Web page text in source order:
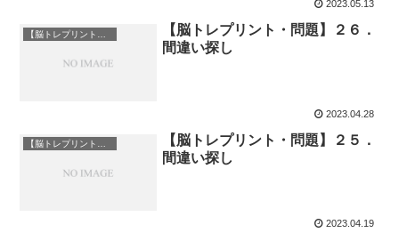
2023.05.13
【脳トレプリント・問題】２６．
間違い探し
2023.04.28
【脳トレプリント】脳トレ
【脳トレプリント・問題】２５．
間違い探し
2023.04.19